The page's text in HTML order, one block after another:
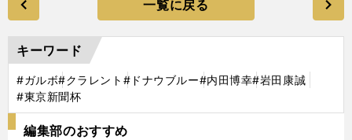
一覧に戻る
キーワード
#ガルボ#クラレント #ドナウブルー#内田博幸#岩田康誠
#東京新聞杯
編集部のおすすめ